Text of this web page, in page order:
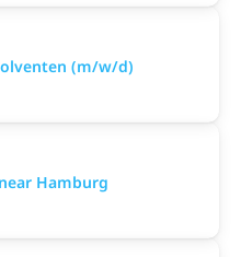
(m/w/d)
Hamburg